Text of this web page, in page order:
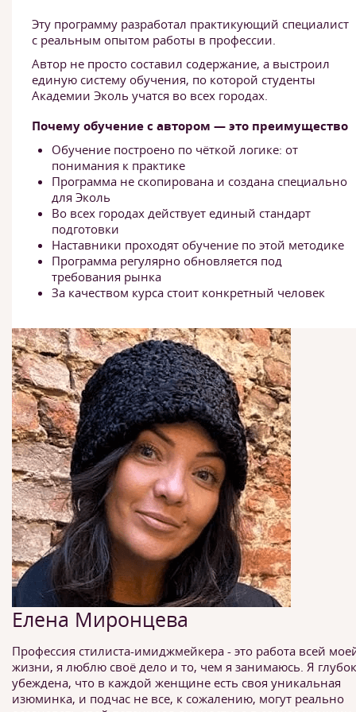
Эту программу разработал практикующий специалист
с реальным опытом работы в профессии.
Автор не просто составил содержание, а выстроил
единую систему обучения, по которой студенты
Академии Эколь учатся во всех городах.
Почему обучение с автором — это преимущество
Обучение построено по чёткой логике: от
понимания к практике
Программа не скопирована и создана специально
для Эколь
Во всех городах действует единый стандарт
подготовки
Наставники проходят обучение по этой методике
Программа регулярно обновляется под
требования рынка
За качеством курса стоит конкретный человек
Елена Миронцева
Профессия стилиста-имиджмейкера - это работа всей
жизни, я люблю своё дело и то, чем я занимаюсь. Я
убеждена, что в каждой женщине есть своя уникальная
изюминка, и подчас не все, к сожалению, могут реально